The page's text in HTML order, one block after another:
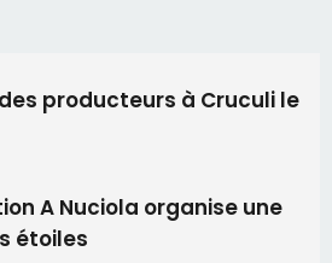
Argentin au stade de San
la Sainte-Marie et